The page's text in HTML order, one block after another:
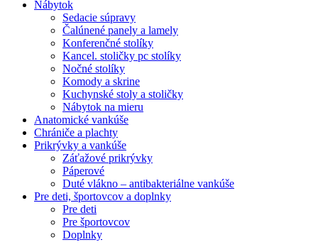
Nábytok
Sedacie súpravy
Čalúnené panely a lamely
Konferenčné stolíky
Kancel. stoličky pc stolíky
Nočné stolíky
Komody a skrine
Kuchynské stoly a stoličky
Nábytok na mieru
Anatomické vankúše
Chrániče a plachty
Prikrývky a vankúše
Záťažové prikrývky
Páperové
Duté vlákno – antibakteriálne vankúše
Pre deti, športovcov a doplnky
Pre deti
Pre športovcov
Doplnky